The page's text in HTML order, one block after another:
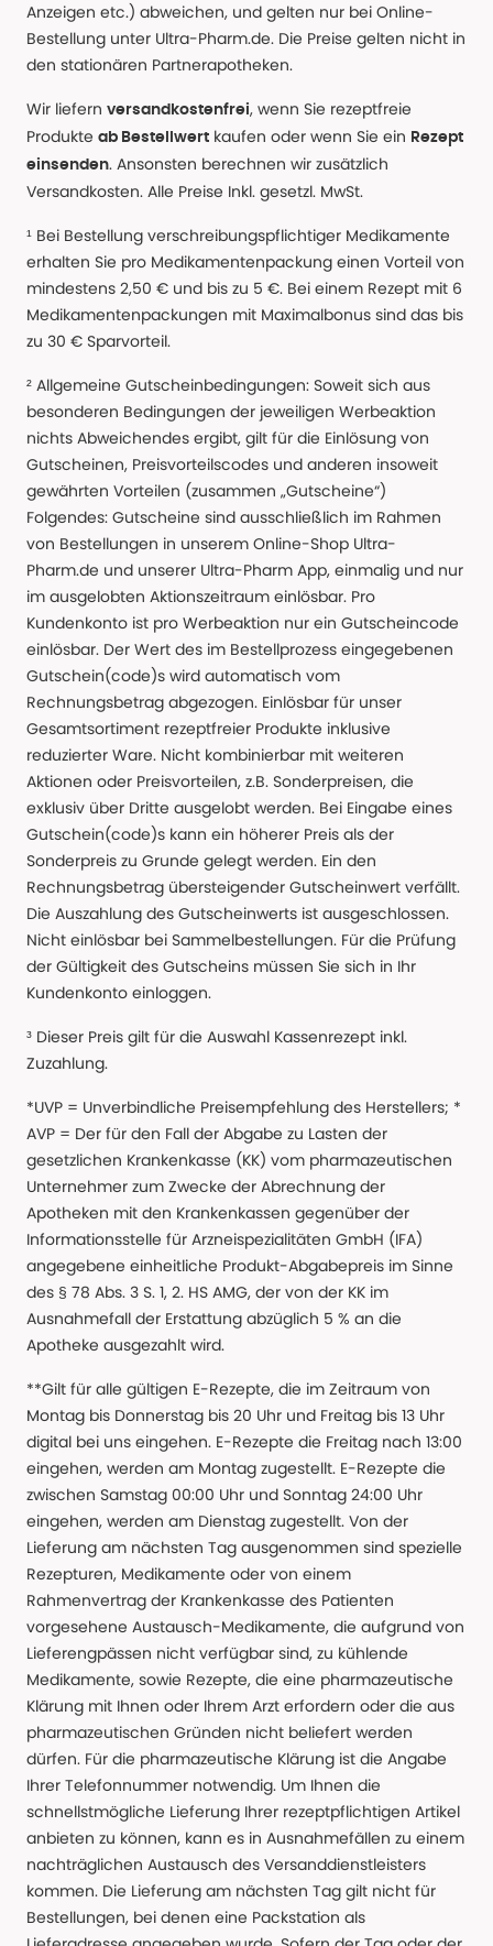
Anzeigen etc.) abweichen, und gelten nur bei Online-
Bestellung unter Ultra-Pharm.de. Die Preise gelten nicht in
den stationären Partnerapotheken.
Wir liefern versandkostenfrei, wenn Sie rezeptfreie
Produkte ab Bestellwert kaufen oder wenn Sie ein Rezept
einsenden. Ansonsten berechnen wir zusätzlich
Versandkosten. Alle Preise Inkl. gesetzl. MwSt.
¹ Bei Bestellung verschreibungspflichtiger Medikamente
erhalten Sie pro Medikamentenpackung einen Vorteil von
mindestens 2,50 € und bis zu 5 €. Bei einem Rezept mit 6
Medikamentenpackungen mit Maximalbonus sind das bis
zu 30 € Sparvorteil.
² Allgemeine Gutscheinbedingungen: Soweit sich aus
besonderen Bedingungen der jeweiligen Werbeaktion
nichts Abweichendes ergibt, gilt für die Einlösung von
Gutscheinen, Preisvorteilscodes und anderen insoweit
gewährten Vorteilen (zusammen „Gutscheine“)
Folgendes: Gutscheine sind ausschließlich im Rahmen
von Bestellungen in unserem Online-Shop Ultra-
Pharm.de und unserer Ultra-Pharm App, einmalig und nur
im ausgelobten Aktionszeitraum einlösbar. Pro
Kundenkonto ist pro Werbeaktion nur ein Gutscheincode
einlösbar. Der Wert des im Bestellprozess eingegebenen
Gutschein(code)s wird automatisch vom
Rechnungsbetrag abgezogen. Einlösbar für unser
Gesamtsortiment rezeptfreier Produkte inklusive
reduzierter Ware. Nicht kombinierbar mit weiteren
Aktionen oder Preisvorteilen, z.B. Sonderpreisen, die
exklusiv über Dritte ausgelobt werden. Bei Eingabe eines
Gutschein(code)s kann ein höherer Preis als der
Sonderpreis zu Grunde gelegt werden. Ein den
Rechnungsbetrag übersteigender Gutscheinwert verfällt.
Die Auszahlung des Gutscheinwerts ist ausgeschlossen.
Nicht einlösbar bei Sammelbestellungen. Für die Prüfung
der Gültigkeit des Gutscheins müssen Sie sich in Ihr
Kundenkonto einloggen.
³ Dieser Preis gilt für die Auswahl Kassenrezept inkl.
Zuzahlung.
*UVP = Unverbindliche Preisempfehlung des Herstellers; *
AVP = Der für den Fall der Abgabe zu Lasten der
gesetzlichen Krankenkasse (KK) vom pharmazeutischen
Unternehmer zum Zwecke der Abrechnung der
Apotheken mit den Krankenkassen gegenüber der
Informationsstelle für Arzneispezialitäten GmbH (IFA)
angegebene einheitliche Produkt-Abgabepreis im Sinne
des § 78 Abs. 3 S. 1, 2. HS AMG, der von der KK im
Ausnahmefall der Erstattung abzüglich 5 % an die
Apotheke ausgezahlt wird.
**Gilt für alle gültigen E-Rezepte, die im Zeitraum von
Montag bis Donnerstag bis 20 Uhr und Freitag bis 13 Uhr
digital bei uns eingehen. E-Rezepte die Freitag nach 13:00
eingehen, werden am Montag zugestellt. E-Rezepte die
zwischen Samstag 00:00 Uhr und Sonntag 24:00 Uhr
eingehen, werden am Dienstag zugestellt. Von der
Lieferung am nächsten Tag ausgenommen sind spezielle
Rezepturen, Medikamente oder von einem
Rahmenvertrag der Krankenkasse des Patienten
vorgesehene Austausch-Medikamente, die aufgrund von
Lieferengpässen nicht verfügbar sind, zu kühlende
Medikamente, sowie Rezepte, die eine pharmazeutische
Klärung mit Ihnen oder Ihrem Arzt erfordern oder die aus
pharmazeutischen Gründen nicht beliefert werden
dürfen. Für die pharmazeutische Klärung ist die Angabe
Ihrer Telefonnummer notwendig. Um Ihnen die
schnellstmögliche Lieferung Ihrer rezeptpflichtigen Artikel
anbieten zu können, kann es in Ausnahmefällen zu einem
nachträglichen Austausch des Versanddienstleisters
kommen. Die Lieferung am nächsten Tag gilt nicht für
Bestellungen, bei denen eine Packstation als